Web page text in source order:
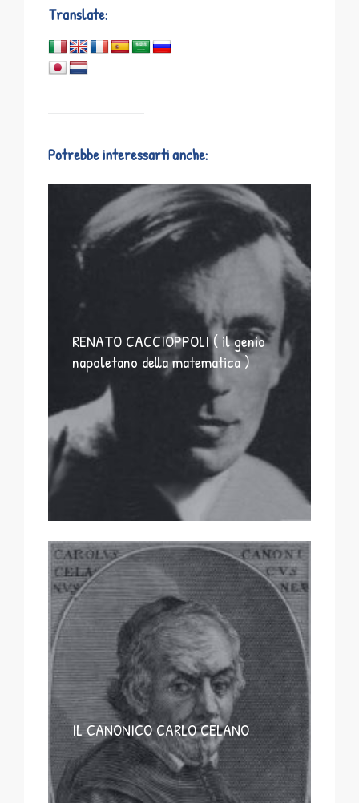
Translate:
Potrebbe interessarti anche:
RENATO CACCIOPPOLI ( il genio
napoletano della matematica )
IL CANONICO CARLO CELANO